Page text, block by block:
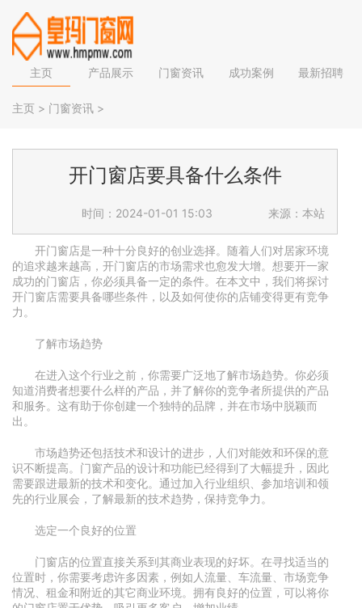
主页 产品展示 门窗资讯 成功案例 最新招聘
主页 > 门窗资讯 >
开门窗店要具备什么条件
时间：2024-01-01 15:03 来源：本站
开门窗店是一种十分良好的创业选择。随着人们对居家环境
的追求越来越高，开门窗店的市场需求也愈发大增。想要开一家
成功的门窗店，你必须具备一定的条件。在本文中，我们将探讨
开门窗店需要具备哪些条件，以及如何使你的店铺变得更有竞争
力。
了解市场趋势
在进入这个行业之前，你需要广泛地了解市场趋势。你必须
知道消费者想要什么样的产品，并了解你的竞争者所提供的产品
和服务。这有助于你创建一个独特的品牌，并在市场中脱颖而
出。
市场趋势还包括技术和设计的进步，人们对能效和环保的意
识不断提高。门窗产品的设计和功能已经得到了大幅提升，因此
需要跟进最新的技术和变化。通过加入行业组织、参加培训和领
先的行业展会，了解最新的技术趋势，保持竞争力。
选定一个良好的位置
门窗店的位置直接关系到其商业表现的好坏。在寻找适当的
位置时，你需要考虑许多因素，例如人流量、车流量、市场竞争
情况、租金和附近的其它商业环境。拥有良好的位置，可以将你